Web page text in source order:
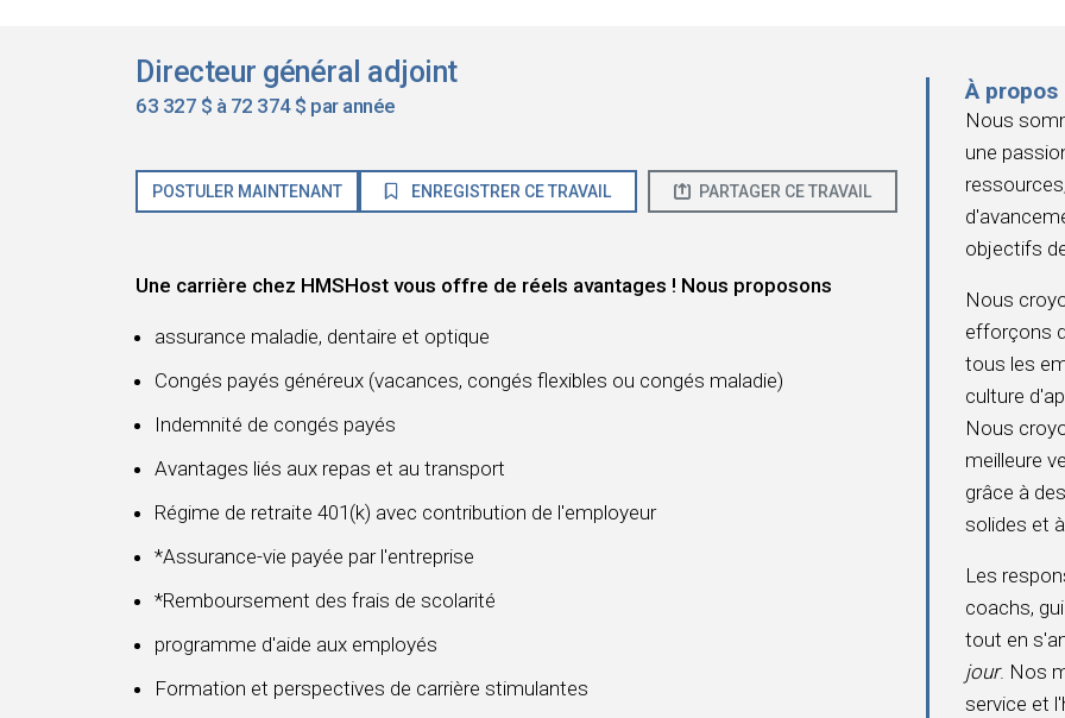
Directeur général adjoint
63 327 $ à 72 374 $ par année
POSTULER MAINTENANT ENREGISTRER CE TRAVAIL PARTAGER CE TRAVAIL
Une carrière chez HMSHost vous offre de réels avantages ! Nous proposons
assurance maladie, dentaire et optique
Congés payés généreux (vacances, congés flexibles ou congés maladie)
Indemnité de congés payés
Avantages liés aux repas et au transport
Régime de retraite 401(k) avec contribution de l'employeur
*Assurance-vie payée par l'entreprise
*Remboursement des frais de scolarité
programme d'aide aux employés
Formation et perspectives de carrière stimulantes
À propos
Nous
une
objectifs
Nous
efforçons
tous les
culture
Nous
meilleure
grâce à
solides et
Les
coachs,
tout en
jour. Nos
service et